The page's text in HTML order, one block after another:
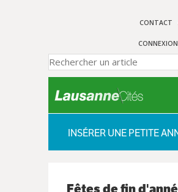
CONTACT
CONNEXION
INSÉRER UNE PETITE